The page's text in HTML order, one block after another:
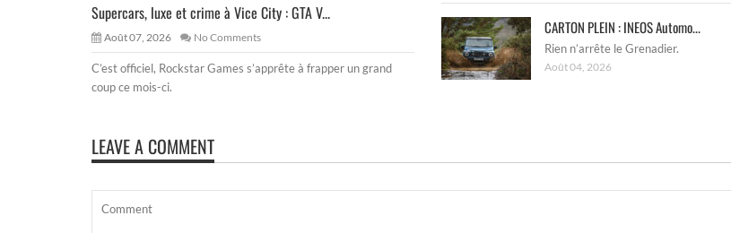
Supercars, luxe et crime à Vice City : GTA V...
Août 07, 2026 No Comments
C’est officiel, Rockstar Games s’apprête à frapper un grand
coup ce mois-ci.
CARTON PLEIN : INEOS Automo...
Rien n’arrête le Grenadier.
Août 04, 2026
LEAVE A COMMENT